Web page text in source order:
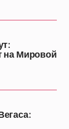
на Мировой